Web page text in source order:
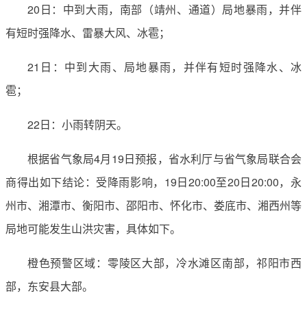
20日：中到大雨，南部（靖州、通道）局地暴雨，并伴
有短时强降水、雷暴大风、冰雹；
21日：中到大雨、局地暴雨，并伴有短时强降水、冰
雹；
22日：小雨转阴天。
根据省气象局4月19日预报，省水利厅与省气象局联合会
商得出如下结论：受降雨影响，19日20:00至20日20:00，永
州市、湘潭市、衡阳市、邵阳市、怀化市、娄底市、湘西州等
局地可能发生山洪灾害，具体如下。
橙色预警区域：零陵区大部，冷水滩区南部，祁阳市西
部，东安县大部。